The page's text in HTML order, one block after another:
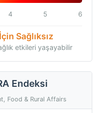
4 5 6
Sağlıksız
etkileri yaşayabilir
Endeksi
Food & Rural Affairs